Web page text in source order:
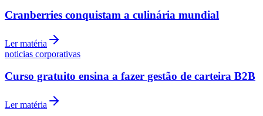
Vasco
Cranberries conquistam a culinária mundial
Ler matéria
noticias corporativas
Curso gratuito ensina a fazer gestão de carteira B2B
Ler matéria